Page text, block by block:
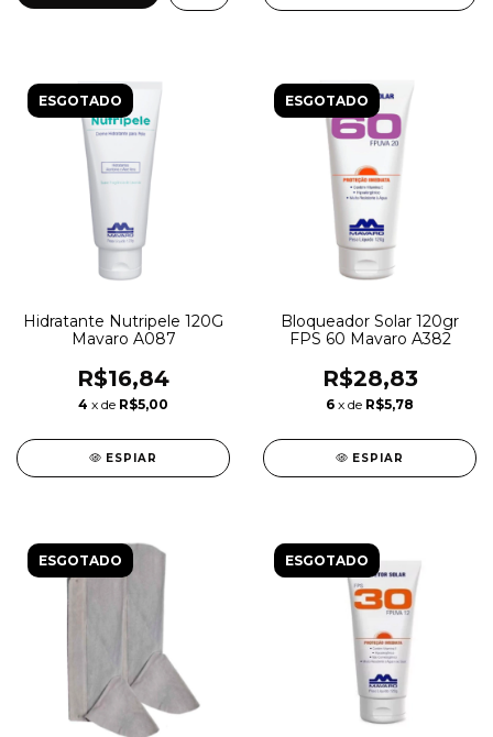
ESGOTADO
Hidratante Nutripele 120G
Mavaro A087
R$16,84
4 x de R$5,00
ESPIAR
ESGOTADO
Bloqueador Solar 120gr
FPS 60 Mavaro A382
R$28,83
6 x de R$5,78
ESPIAR
ESGOTADO ESGOTADO